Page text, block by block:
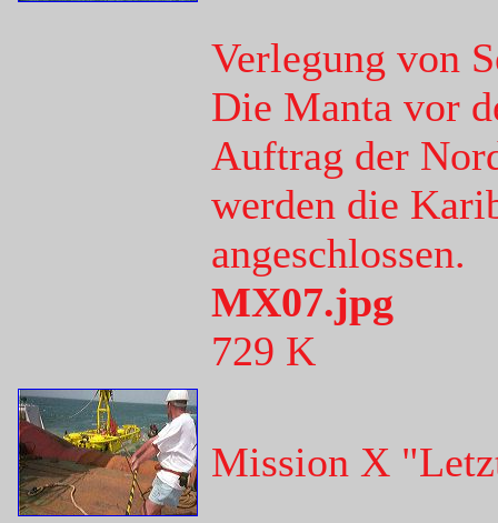
Verlegung von
Die Manta vor
Auftrag der
werden die
angeschlossen.
MX07.jpg
729 K
Mission X